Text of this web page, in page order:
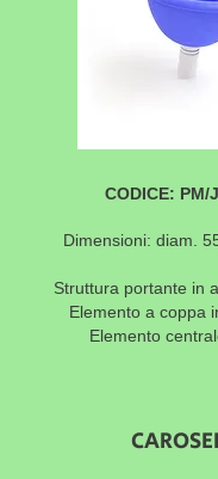
CODICE: PM/
Dimensioni: diam.
Struttura portante in
Elemento a coppa
Elemento